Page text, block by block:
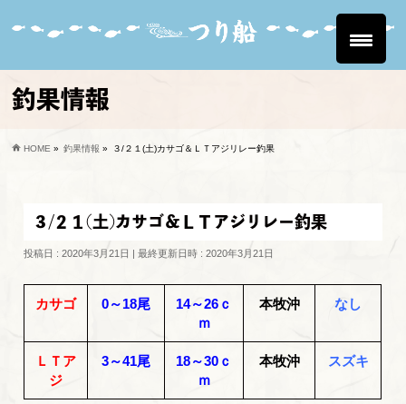
釣果情報
HOME » 釣果情報 » ３/２１(土)カサゴ＆ＬＴアジリレー釣果
３/２１(土)カサゴ＆ＬＴアジリレー釣果
投稿日 : 2020年3月21日 最終更新日時 : 2020年3月21日
カサゴ 0～18尾
14～26ｃ
ｍ
本牧沖 なし
ＬＴア
ジ
3～41尾
18～30ｃ
ｍ
本牧沖 スズキ